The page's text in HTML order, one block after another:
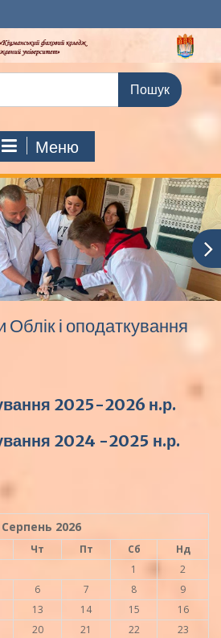
Меню
Облік і оподаткування
2025-2026 н.р.
2024 -2025 н.р.
Серпень 2026
Чт Пт Сб
Нд
1
2
6 7 8
9
13 14 15
16
20 21 22
23